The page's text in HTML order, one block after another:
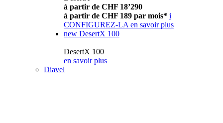
à partir de CHF 18’290
à partir de CHF 189 par mois* i
CONFIGUREZ-LA en savoir plus
new DesertX 100
DesertX 100
en savoir plus
Diavel